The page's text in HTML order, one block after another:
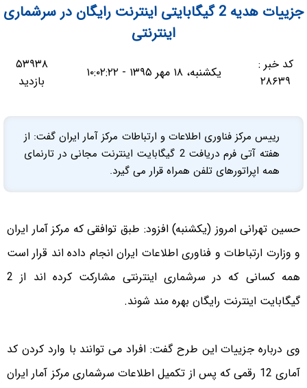
جزییات هدیه 2 گیگابایتی اینترنت رایگان در سرشماری
اینترنتی
کد خبر :
۲۸۶۳۹
یکشنبه، ۱۸ مهر ۱۳۹۵ - ۱۰:۰۲:۲۲
۵۳۹۳۸
بازدید
رییس مرکز فناوری اطلاعات و ارتباطات مرکز آمار ایران گفت: از
هفته آتی فرم دریافت 2 گیگابایت اینترنت مجانی در تارنمای
همه اپراتورهای تلفن همراه قرار می گیرد.
حسین تهرانی امروز (یکشنبه) افزود: طبق توافقی که مرکز آمار ایران
و وزارت ارتباطات و فناوری اطلاعات ایران انجام داده اند قرار است
همه کسانی که در سرشماری اینترنتی مشارکت کرده اند از 2
گیگابایت اینترنت رایگان بهره مند شوند.
وی درباره جزییات این طرح گفت: افراد می توانند با وارد کردن کد
آماری 12 رقمی که پس از تکمیل اطلاعات سرشماری مرکز آمار ایران